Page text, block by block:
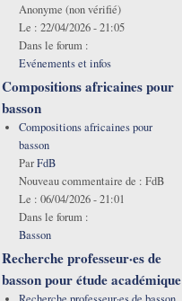
Anonyme (non vérifié)
Le : 22/04/2026 - 21:05
Dans le forum :
Evénements et infos
Compositions africaines pour
basson
Compositions africaines pour
basson
ParFdB
Nouveau commentaire de : FdB
Le : 06/04/2026 - 21:01
Dans le forum :
Basson
Recherche professeur·es de
basson pour étude académique